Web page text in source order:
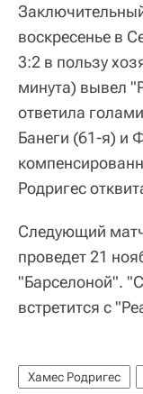
воскресенье в
3:2 в пользу
минута) вывел
ответила
Банеги (61-я) и
Родригес
Следующий
проведет 21
"Барселоной".
встретится с
Хамес Родригес